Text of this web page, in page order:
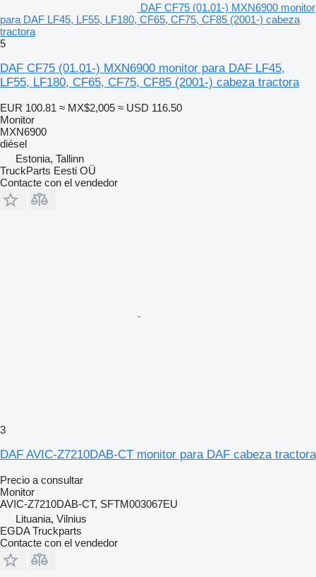
DAF CF75 (01.01-) MXN6900 monitor
para DAF LF45, LF55, LF180, CF65, CF75, CF85 (2001-) cabeza
tractora
5
DAF CF75 (01.01-) MXN6900 monitor para DAF LF45,
LF55, LF180, CF65, CF75, CF85 (2001-) cabeza tractora
EUR 100.81 ≈ MX$2,005 ≈ USD 116.50
Monitor
MXN6900
diésel
Estonia, Tallinn
TruckParts Eesti OÜ
Contacte con el vendedor
3
DAF AVIC-Z7210DAB-CT monitor para DAF cabeza tractora
Precio a consultar
Monitor
AVIC-Z7210DAB-CT, SFTM003067EU
Lituania, Vilnius
EGDA Truckparts
Contacte con el vendedor